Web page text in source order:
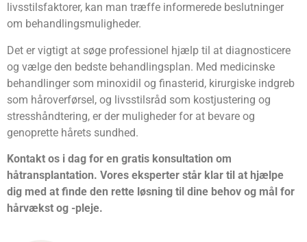
livsstilsfaktorer, kan man træffe informerede beslutninger
om behandlingsmuligheder.
Det er vigtigt at søge professionel hjælp til at diagnosticere
og vælge den bedste behandlingsplan. Med medicinske
behandlinger som minoxidil og finasterid, kirurgiske indgreb
som håroverførsel, og livsstilsråd som kostjustering og
stresshåndtering, er der muligheder for at bevare og
genoprette hårets sundhed.
Kontakt os i dag for en gratis konsultation om
håtransplantation. Vores eksperter står klar til at hjælpe
dig med at finde den rette løsning til dine behov og mål for
hårvækst og -pleje.